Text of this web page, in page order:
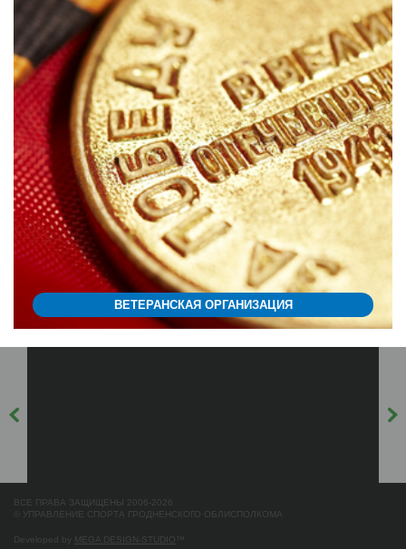
ВЕТЕРАНСКАЯ ОРГАНИЗАЦИЯ
ВСЕ ПРАВА ЗАЩИЩЕНЫ 2006-2026
© УПРАВЛЕНИЕ СПОРТА ГРОДНЕНСКОГО ОБЛИСПОЛКОМА
Developed by MEGA DESIGN-STUDIO ™